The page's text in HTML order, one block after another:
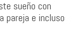
sueño con
pareja e incluso